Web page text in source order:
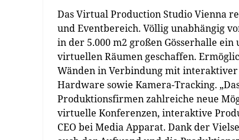
Das Virtual Production Studio Vienna
und Eventbereich. Völlig unabhängig
in der 5.000 m2 großen Gösserhalle
virtuellen Räumen geschaffen.
Wänden in Verbindung mit interaktiver
Hardware sowie Kamera-Tracking.
Produktionsfirmen zahlreiche neue
virtuelle Konferenzen, interaktive
CEO bei Media Apparat. Dank der